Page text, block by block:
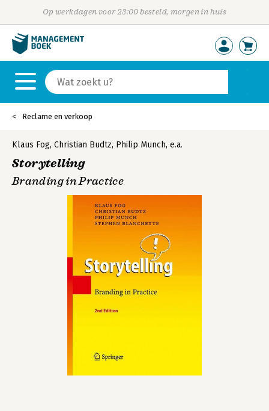
Op werkdagen voor 23:00 besteld, morgen in huis
Reclame en verkoop
Klaus Fog, Christian Budtz, Philip Munch, e.a.
Storytelling
Branding in Practice